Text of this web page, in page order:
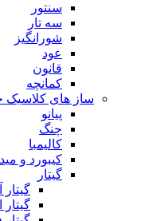
سنتور
سه تار
شورانگیز
عود
قانون
کمانچه
ساز های کلاسیک
پیانو
چنگ
کالیمبا
کیبورد و
گیتار
گیتار